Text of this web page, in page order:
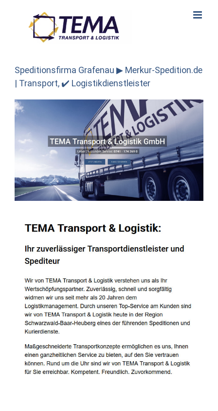
Speditionsfirma Grafenau ▶︎ Merkur-Spedition.de
| Transport, ✔️ Logistikdienstleister